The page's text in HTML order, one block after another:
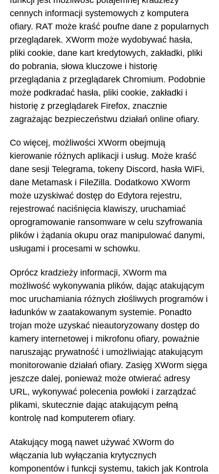
cennych informacji systemowych z komputera
ofiary. RAT może kraść poufne dane z popularnych
przeglądarek. XWorm może wydobywać hasła,
pliki cookie, dane kart kredytowych, zakładki, pliki
do pobrania, słowa kluczowe i historię
przeglądania z przeglądarek Chromium. Podobnie
może podkradać hasła, pliki cookie, zakładki i
historię z przeglądarek Firefox, znacznie
zagrażając bezpieczeństwu działań online ofiary.
Co więcej, możliwości XWorm obejmują
kierowanie różnych aplikacji i usług. Może kraść
dane sesji Telegrama, tokeny Discord, hasła WiFi,
dane Metamask i FileZilla. Dodatkowo XWorm
może uzyskiwać dostęp do Edytora rejestru,
rejestrować naciśnięcia klawiszy, uruchamiać
oprogramowanie ransomware w celu szyfrowania
plików i żądania okupu oraz manipulować danymi,
usługami i procesami w schowku.
Oprócz kradzieży informacji, XWorm ma
możliwość wykonywania plików, dając atakującym
moc uruchamiania różnych złośliwych programów i
ładunków w zaatakowanym systemie. Ponadto
trojan może uzyskać nieautoryzowany dostęp do
kamery internetowej i mikrofonu ofiary, poważnie
naruszając prywatność i umożliwiając atakującym
monitorowanie działań ofiary. Zasięg XWorm sięga
jeszcze dalej, ponieważ może otwierać adresy
URL, wykonywać polecenia powłoki i zarządzać
plikami, skutecznie dając atakującym pełną
kontrolę nad komputerem ofiary.
Atakujący mogą nawet używać XWorm do
włączania lub wyłączania krytycznych
komponentów i funkcji systemu, takich jak Kontrola